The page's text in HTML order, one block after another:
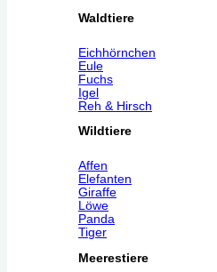
Waldtiere
Eichhörnchen
Eule
Fuchs
Igel
Reh & Hirsch
Wildtiere
Affen
Elefanten
Giraffe
Löwe
Panda
Tiger
Meerestiere